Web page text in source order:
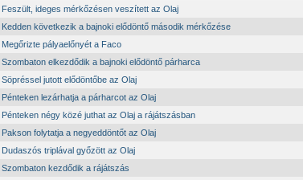
Feszült, ideges mérkőzésen veszített az Olaj
Kedden következik a bajnoki elődöntő második mérkőzése
Megőrizte pályaelőnyét a Faco
Szombaton elkezdődik a bajnoki elődöntő párharca
Söpréssel jutott elődöntőbe az Olaj
Pénteken lezárhatja a párharcot az Olaj
Pénteken négy közé juthat az Olaj a rájátszásban
Pakson folytatja a negyeddöntőt az Olaj
Dudaszós triplával győzött az Olaj
Szombaton kezdődik a rájátszás